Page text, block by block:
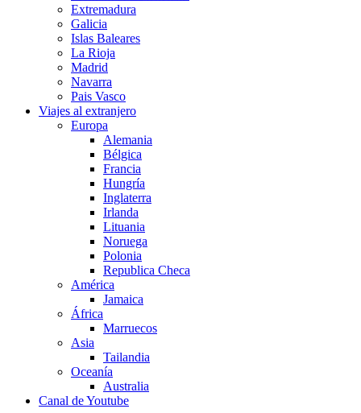
Extremadura
Galicia
Islas Baleares
La Rioja
Madrid
Navarra
Pais Vasco
Viajes al extranjero
Europa
Alemania
Bélgica
Francia
Hungría
Inglaterra
Irlanda
Lituania
Noruega
Polonia
Republica Checa
América
Jamaica
África
Marruecos
Asia
Tailandia
Oceanía
Australia
Canal de Youtube